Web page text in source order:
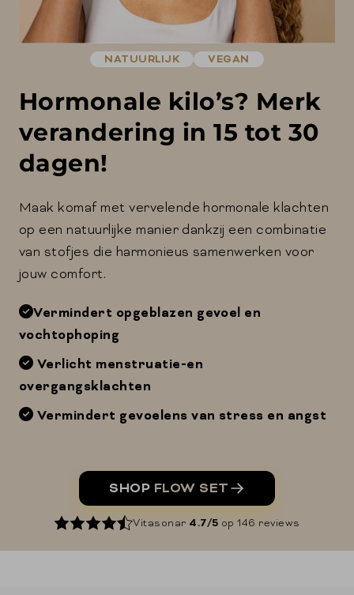
NATUURLIJK VEGAN
Hormonale kilo’s? Merk
verandering in 15 tot 30
dagen!
Maak komaf met vervelende hormonale klachten
op een natuurlijke manier dankzij een combinatie
van stofjes die harmonieus samenwerken voor
jouw comfort.
Vermindert opgeblazen gevoel en
vochtophoping
Verlicht menstruatie-en
overgangsklachten
Vermindert gevoelens van stress en angst
SHOP FLOW SET
Vitasonar 4.7/5 op 146 reviews